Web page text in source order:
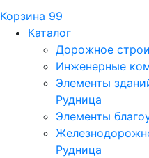
Корзина 99
Каталог
Дорожное
Инженерные
Элементы
Рудница
Элементы
Рудница